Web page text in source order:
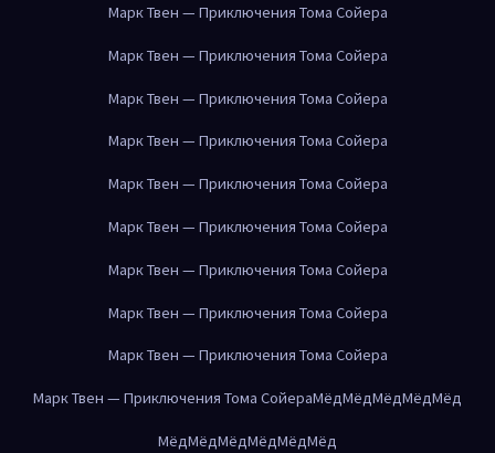
Марк Твен — Приключения Тома Сойера
Марк Твен — Приключения Тома Сойера
Марк Твен — Приключения Тома Сойера
Марк Твен — Приключения Тома Сойера
Марк Твен — Приключения Тома Сойера
Марк Твен — Приключения Тома Сойера
Марк Твен — Приключения Тома Сойера
Марк Твен — Приключения Тома Сойера
Марк Твен — Приключения Тома Сойера
Марк Твен — Приключения Тома СойераМёдМёдМёдМёдМёд
МёдМёдМёдМёдМёдМёд